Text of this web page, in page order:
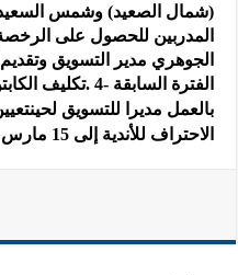
(شمال الصعيد) وشمس
المدربين للحصول على
الجوهري مدير التسويق وتقديم
الفترة السابقة . 4-تكليف
بالعمل مديرا للتسويق لحين
الاحتراف للأندية إلى 15 مارس